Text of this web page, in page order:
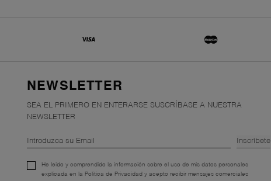
NEWSLETTER
SEA EL PRIMERO EN ENTERARSE SUSCRÍBASE A NUESTRA
NEWSLETTER
Inscríbete
He leído y comprendido la información sobre el uso de mis datos personales
explicada en la Política de Privacidad y acepto recibir mensajes comerciales